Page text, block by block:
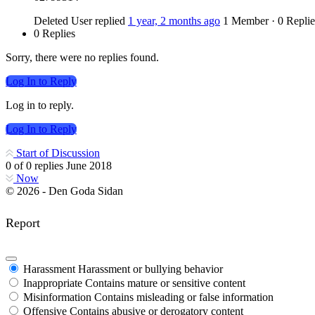
Deleted User replied 1 year, 2 months ago 1 Member · 0
0 Replies
Sorry, there were no replies found.
Log In to Reply
Log in to reply.
Log In to Reply
Start of Discussion
0 of0 replies June 2018
Now
© 2026 - Den Goda Sidan
Report
Harassment Harassment or bullying behavior
Inappropriate Contains mature or sensitive content
Misinformation Contains misleading or false information
Offensive Contains abusive or derogatory content